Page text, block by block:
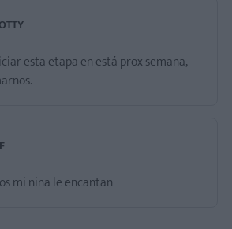
esta etapa en está prox semana,
mi niña le encantan